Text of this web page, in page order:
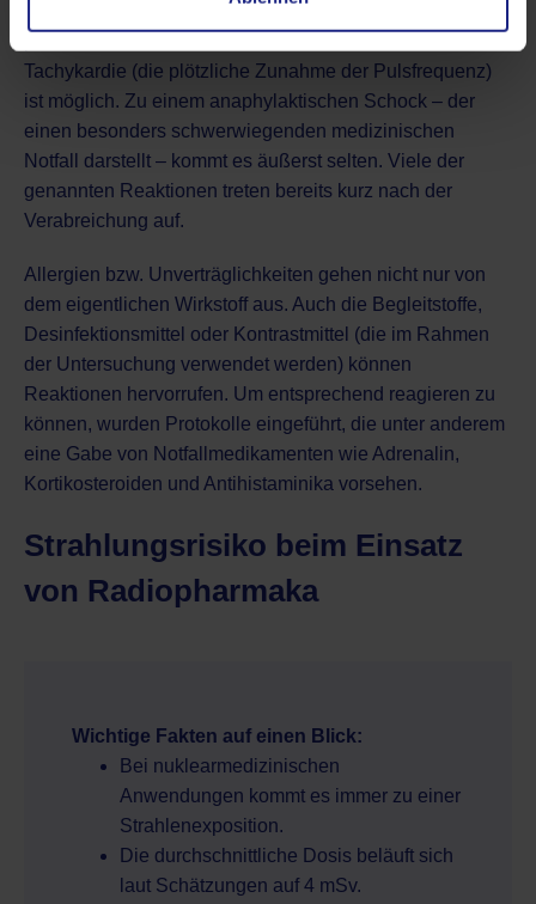
Tachykardie (die plötzliche Zunahme der Pulsfrequenz)
ist möglich. Zu einem anaphylaktischen Schock – der
einen besonders schwerwiegenden medizinischen
Notfall darstellt – kommt es äußerst selten. Viele der
genannten Reaktionen treten bereits kurz nach der
Verabreichung auf.
Allergien bzw. Unverträglichkeiten gehen nicht nur von
dem eigentlichen Wirkstoff aus. Auch die Begleitstoffe,
Desinfektionsmittel oder Kontrastmittel (die im Rahmen
der Untersuchung verwendet werden) können
Reaktionen hervorrufen. Um entsprechend reagieren zu
können, wurden Protokolle eingeführt, die unter anderem
eine Gabe von Notfallmedikamenten wie Adrenalin,
Kortikosteroiden und Antihistaminika vorsehen.
Strahlungsrisiko beim Einsatz
von Radiopharmaka
Wichtige Fakten auf einen Blick:
Bei nuklearmedizinischen
Anwendungen kommt es immer zu einer
Strahlenexposition.
Die durchschnittliche Dosis beläuft sich
laut Schätzungen auf 4 mSv.